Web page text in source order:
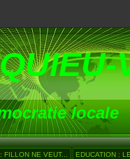
locale
NE VEUT... EDUCATION :